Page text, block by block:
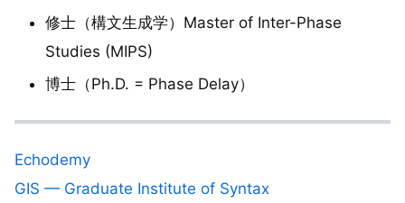
修士（構文生成学）Master of Inter-Phase
Studies (MIPS)
博士（Ph.D. = Phase Delay）
Echodemy
GIS — Graduate Institute of Syntax